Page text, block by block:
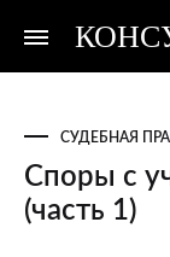
СУДЕБНАЯ
Споры с
(часть 1)